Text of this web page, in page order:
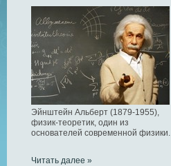
Эйнштейн Альберт (1879-1955),
физик-теоретик, один из
основателей современной физики.
Читать далее »